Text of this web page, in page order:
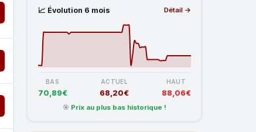
📈 Évolution 6 mois Détail →
BAS
70,89€
ACTUEL
68,20€
HAUT
88,06€
🎯 Prix au plus bas historique !